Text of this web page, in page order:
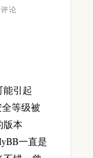
论
能引起
等级被
版本
一直是